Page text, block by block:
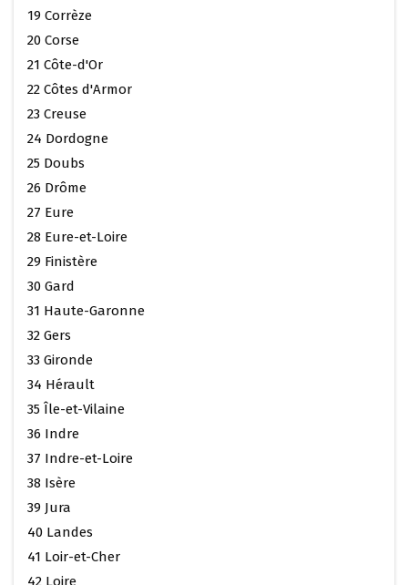
19 Corrèze
20 Corse
21 Côte-d'Or
22 Côtes d'Armor
23 Creuse
24 Dordogne
25 Doubs
26 Drôme
27 Eure
28 Eure-et-Loire
29 Finistère
30 Gard
31 Haute-Garonne
32 Gers
33 Gironde
34 Hérault
35 Île-et-Vilaine
36 Indre
37 Indre-et-Loire
38 Isère
39 Jura
40 Landes
41 Loir-et-Cher
42 Loire